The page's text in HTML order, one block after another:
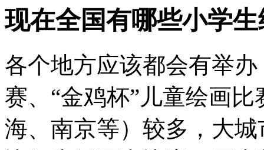
现在全国有哪些小学
各个地方应该都会有举
赛、“金鸡杯”儿童绘画
海、南京等）较多，大